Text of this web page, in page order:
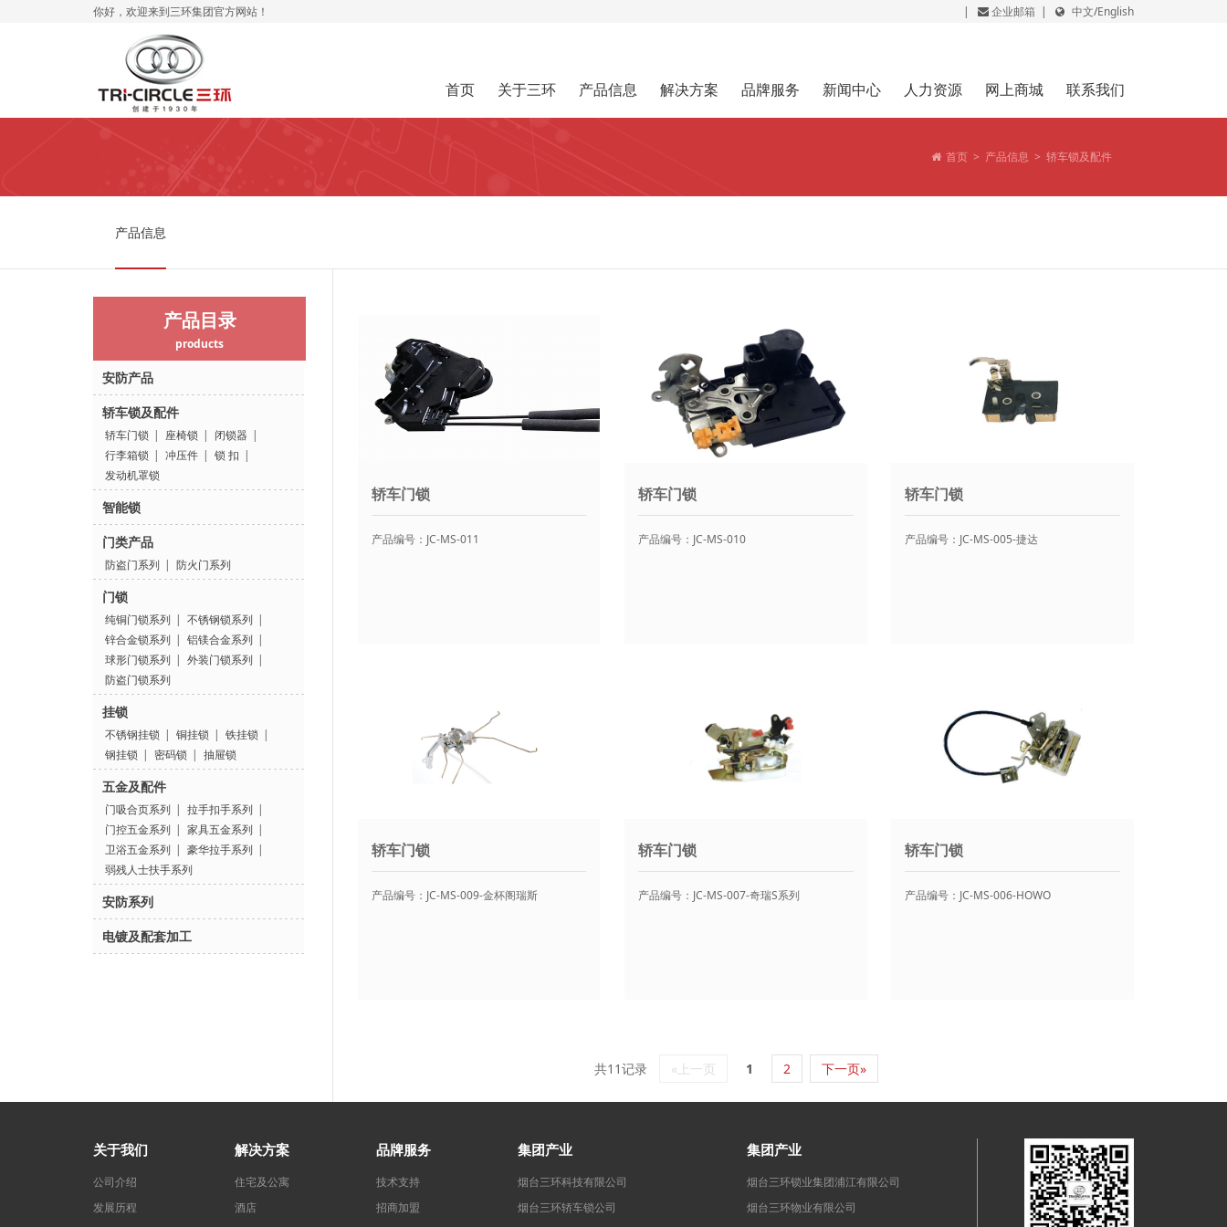
你好，欢迎来到三环集团官方网站！ | 企业邮箱 | 中文/English
首页 关于三环 产品信息 解决方案 品牌服务 新闻中心 人力资源 网上商城 联系我们
首页 > 产品信息 > 轿车锁及配件
产品信息
产品目录
products
安防产品
轿车锁及配件
轿车门锁 | 座椅锁 | 闭锁器 |
行李箱锁 | 冲压件 | 锁 扣 |
发动机罩锁
智能锁
门类产品
防盗门系列 | 防火门系列
门锁
纯铜门锁系列 | 不锈钢锁系列 |
锌合金锁系列 | 铝镁合金系列 |
球形门锁系列 | 外装门锁系列 |
防盗门锁系列
挂锁
不锈钢挂锁 | 铜挂锁 | 铁挂锁 |
钢挂锁 | 密码锁 | 抽屉锁
五金及配件
门吸合页系列 | 拉手扣手系列 |
门控五金系列 | 家具五金系列 |
卫浴五金系列 | 豪华拉手系列 |
弱残人士扶手系列
安防系列
电镀及配套加工
轿车门锁
产品编号：JC-MS-011
轿车门锁
产品编号：JC-MS-010
轿车门锁
产品编号：JC-MS-005-捷达
轿车门锁
产品编号：JC-MS-009-金杯阁瑞斯
轿车门锁
产品编号：JC-MS-007-奇瑞S系列
轿车门锁
产品编号：JC-MS-006-HOWO
共11记录 «上一页 1 2 下一页»
关于我们
公司介绍
发展历程
解决方案
住宅及公寓
酒店
品牌服务
技术支持
招商加盟
集团产业
烟台三环科技有限公司
烟台三环轿车锁公司
集团产业
烟台三环锁业集团浦江有限公司
烟台三环物业有限公司